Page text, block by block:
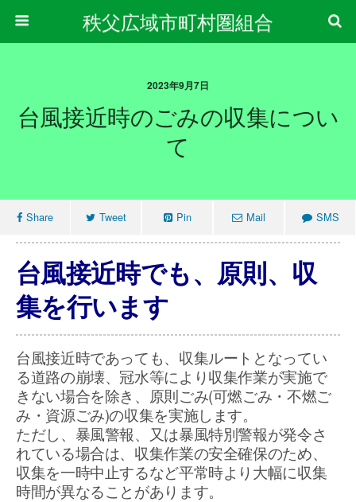
秩父広域市町村圏組合
2023年9月7日
台風接近時のごみの収集につい
て
Share Tweet Pin Mail SMS
台風接近時でも、原則、収
集を行います
台風接近時であっても、収集ルートとなってい
る道路の崩壊、冠水等により収集作業が実施で
きない場合を除き、原則ごみ(可燃ごみ・不燃ご
み・資源ごみ)の収集を実施します。
ただし、暴風警報、又は暴風特別警報が発令さ
れている場合は、収集作業の安全確保のため、
収集を一時中止するなど平常時より大幅に収集
時間が異なることがあります。